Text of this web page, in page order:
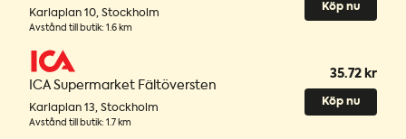
Karlaplan 10, Stockholm
Avstånd till butik: 1.6 km
Köp nu
ICA Supermarket Fältöversten
Karlaplan 13, Stockholm
Avstånd till butik: 1.7 km
35.72 kr
Köp nu